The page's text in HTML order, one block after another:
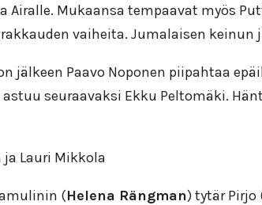
Airalle. Mukaansa tempaavat myös
vaiheita. Jumalaisen keinun
jälkeen Paavo Noponen piipahtaa
seuraavaksi Ekku Peltomäki.
ja Lauri Mikkola
(Helena Rängman) tytär Pirjo